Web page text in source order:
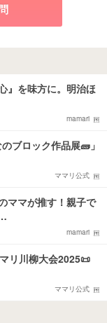
』を味方に。明治ほ
mamari
ブロック作品展🧱」
ママリ公式
ママが推す！親子で
mamari
リ川柳大会2025📜
ママリ公式